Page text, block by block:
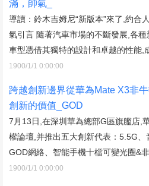
滿，帥氣_
導讀：鈴木吉姆尼“新版本”來了,約合
氣引言 隨著汽車市場的不斷發展,各
車型憑借其獨特的設計和卓越的性能,
1900/1/1 0:00:00
跨越創新邊界從華為Mate X3非
創新的價值_GOD
7月13日,在深圳華為總部G區旗艦店,
權論壇,并推出五大創新代表：5.5G
GOD網絡、智能手機十檔可變光圈&
1900/1/1 0:00:00